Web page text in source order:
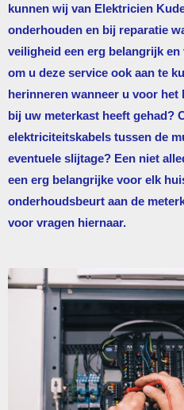
kunnen wij van Elektricien
onderhouden en bij reparatie
veiligheid een erg belangrijk
om u deze service ook aan te
herinneren wanneer u voor
bij uw meterkast heeft gehad?
elektriciteitskabels tussen de
eventuele slijtage? Een niet
een erg belangrijke voor elk
onderhoudsbeurt aan de
voor vragen hiernaar.